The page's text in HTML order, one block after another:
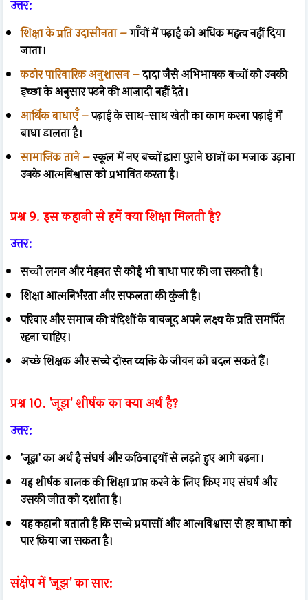
उत्तर:
शिक्षा के प्रति उदासीनता –गाँवों में पढ़ाई को अधिक महत्व नहीं दिया
जाता।
कठोर पारिवारिक अनुशासन –दादा जैसे अभिभावक बच्चों को उनकी
इच्छा के अनुसार पढ़ने की आज़ादी नहीं देते।
आर्थिक बाधाएँ –पढ़ाई के साथ-साथ खेती का काम करना पढ़ाई में
बाधा डालता है।
सामाजिक ताने –स्कूल में नए बच्चों द्वारा पुराने छात्रों का मजाक उड़ाना
उनके आत्मविश्वास को प्रभावित करता है।
प्रश्न 9. इस कहानी से हमें क्या शिक्षा मिलती है?
उत्तर:
सच्ची लगन और मेहनत से कोई भी बाधा पार की जा सकती है।
शिक्षा आत्मनिर्भरता और सफलता की कुंजी है।
परिवार और समाज की बंदिशों के बावजूद अपने लक्ष्य के प्रति समर्पित
रहना चाहिए।
अच्छे शिक्षक और सच्चे दोस्त व्यक्ति के जीवन को बदल सकते हैं।
प्रश्न 10. 'जूझ' शीर्षक का क्या अर्थ है?
उत्तर:
'जूझ' का अर्थ है संघर्ष और कठिनाइयों से लड़ते हुए आगे बढ़ना।
यह शीर्षक बालक की शिक्षा प्राप्त करने के लिए किए गए संघर्ष और
उसकी जीत को दर्शाता है।
यह कहानी बताती है कि सच्चे प्रयासों और आत्मविश्वास से हर बाधा को
पार किया जा सकता है।
संक्षेप में 'जूझ' का सार: